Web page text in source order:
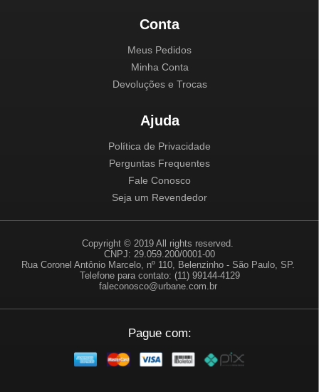
Conta
Meus Pedidos
Minha Conta
Devoluções e Trocas
Ajuda
Política de Privacidade
Perguntas Frequentes
Fale Conosco
Seja um Revendedor
Copyright © 2019 All rights reserved.
CNPJ: 29.059.200/0001-00
Rua Coronel Antônio Marcelo, nº 110, Belenzinho - São Paulo, SP.
Telefone para contato: (11) 99144-4129
faleconosco@urbane.com.br
Pague com: